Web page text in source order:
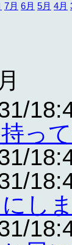
7月 6月 5月 4月
って
し